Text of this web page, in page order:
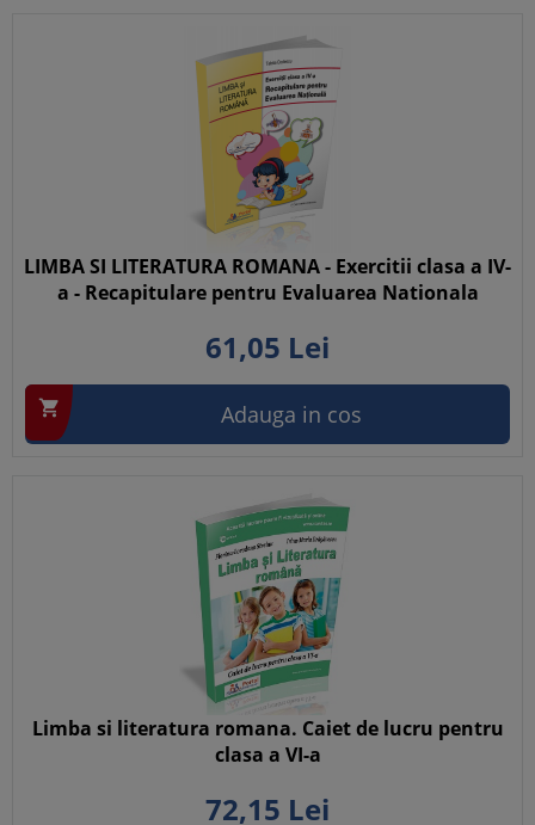
LIMBA SI LITERATURA ROMANA - Exercitii clasa a IV-
a - Recapitulare pentru Evaluarea Nationala
61,05 Lei
 Adauga in cos
Limba si literatura romana. Caiet de lucru pentru
clasa a VI-a
72,15 Lei